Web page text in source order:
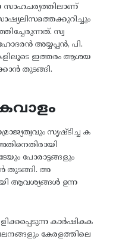
സ്വ
അയ്യപ്പൻ, പി.
ഇത്തരം ആശയ
തുടങ്ങി.
സൃഷ്ടിച്ച ക
പോരാട്ടങ്ങളും
തുടങ്ങി. അ
ആവശ്യങ്ങൾ ഉന്ന
കാർഷികക
കേരളത്തിലെ